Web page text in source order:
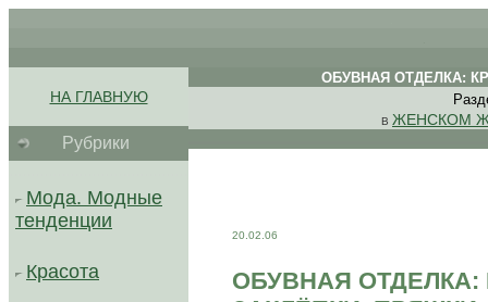
НА ГЛАВНУЮ
Рубрики
Мода. Модные
тенденции
Красота
ОБУВНАЯ ОТДЕЛКА:
В ЖЕНСКОМ
20.02.06
ОБУВНАЯ